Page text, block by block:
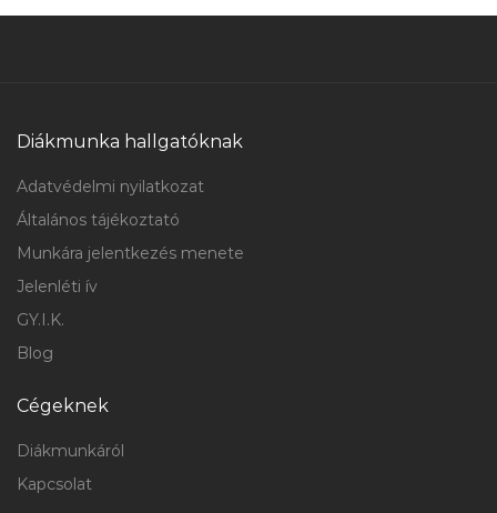
Diákmunka hallgatóknak
Adatvédelmi nyilatkozat
Általános tájékoztató
Munkára jelentkezés menete
Jelenléti ív
GY.I.K.
Blog
Cégeknek
Diákmunkáról
Kapcsolat